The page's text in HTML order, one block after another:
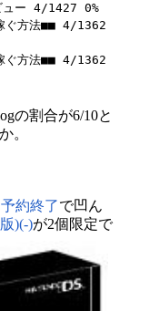
ュー 4/1427 0%
ぐ方法■■ 4/1362
ぐ方法■■ 4/1362
の割合が6/10と
。
約終了で凹ん
)(-)が2個限定で